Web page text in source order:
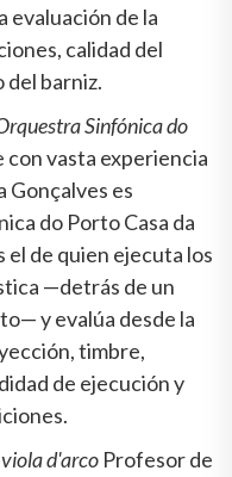
evaluación de la
calidad del
del barniz.
Sinfónica do
vasta experiencia
Gonçalves es
do Porto Casa da
el de quien ejecuta los
—detrás de un
y evalúa desde la
timbre,
de ejecución y
d'arco Profesor de